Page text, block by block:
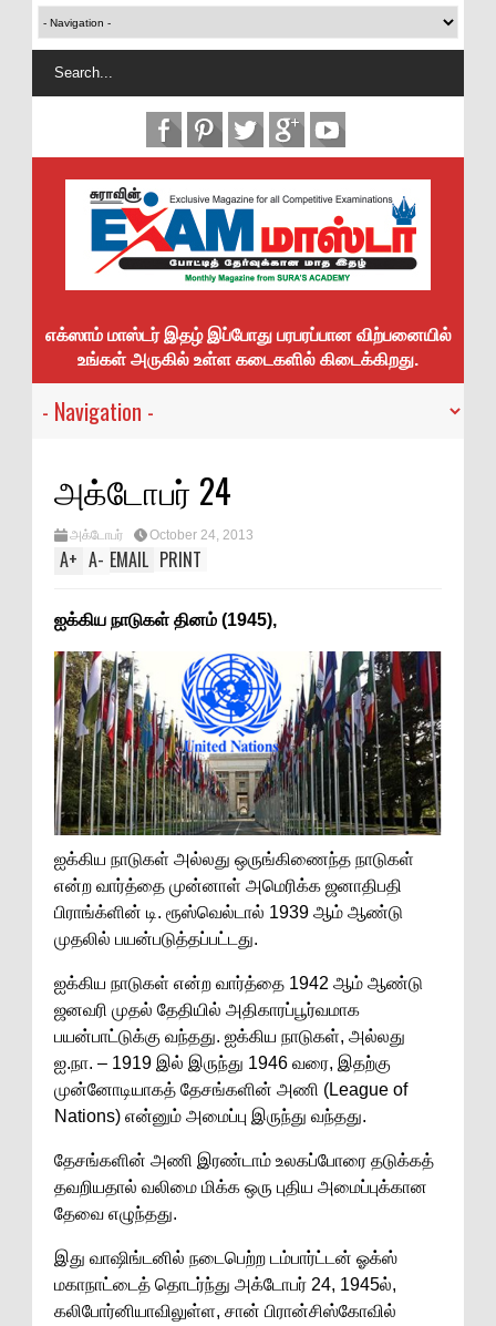
எக்ஸாம் மாஸ்டர் இதழ் இப்போது பரபரப்பான விற்பனையில்
உங்கள் அருகில் உள்ள கடைகளில் கிடைக்கிறது.
அக்டோபர் 24
அக்டோபர் October 24, 2013
A+ A- EMAIL PRINT
ஐக்கிய நாடுகள் தினம் (1945),
ஐக்கிய நாடுகள் அல்லது ஒருங்கிணைந்த நாடுகள்
என்ற வார்த்தை முன்னாள் அமெரிக்க ஜனாதிபதி
பிராங்க்ளின் டி. ரூஸ்வெல்டால் 1939 ஆம் ஆண்டு
முதலில் பயன்படுத்தப்பட்டது.
ஐக்கிய நாடுகள் என்ற வார்த்தை 1942 ஆம் ஆண்டு
ஜனவரி முதல் தேதியில் அதிகாரப்பூர்வமாக
பயன்பாட்டுக்கு வந்தது. ஐக்கிய நாடுகள், அல்லது
ஐ.நா. – 1919 இல் இருந்து 1946 வரை, இதற்கு
முன்னோடியாகத் தேசங்களின் அணி (League of
Nations) என்னும் அமைப்பு இருந்து வந்தது.
தேசங்களின் அணி இரண்டாம் உலகப்போரை தடுக்கத்
தவறியதால் வலிமை மிக்க ஒரு புதிய அமைப்புக்கான
தேவை எழுந்தது.
இது வாஷிங்டனில் நடைபெற்ற டம்பார்ட்டன் ஓக்ஸ்
மகாநாட்டைத் தொடர்ந்து அக்டோபர் 24, 1945ல்,
கலிபோர்னியாவிலுள்ள, சான் பிரான்சிஸ்கோவில்